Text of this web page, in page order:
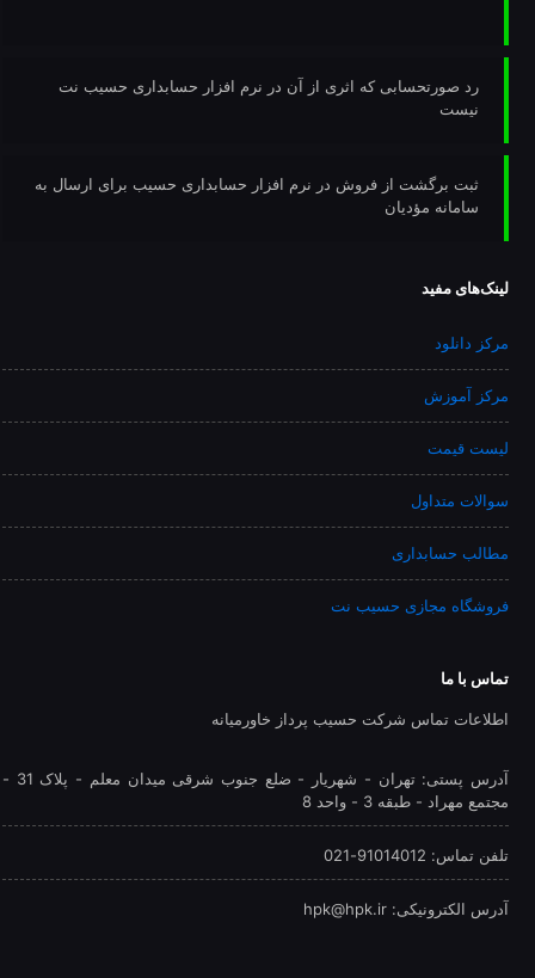
رد صورتحسابی که اثری از آن در نرم افزار حسابداری حسیب نت
نیست
ثبت برگشت از فروش در نرم افزار حسابداری حسیب برای ارسال به
سامانه مؤدیان
لینک‌های مفید
مرکز دانلود
مرکز آموزش
لیست قیمت
سوالات متداول
مطالب حسابداری
فروشگاه مجازی حسیب نت
تماس با ما
اطلاعات تماس شرکت حسیب پرداز خاورمیانه
آدرس پستی: تهران - شهريار - ضلع جنوب شرقی میدان معلم - پلاک 31 -
مجتمع مهراد - طبقه 3 - واحد 8
تلفن‌ تماس: 91014012-021
آدرس الکترونیکی: hpk@hpk.ir